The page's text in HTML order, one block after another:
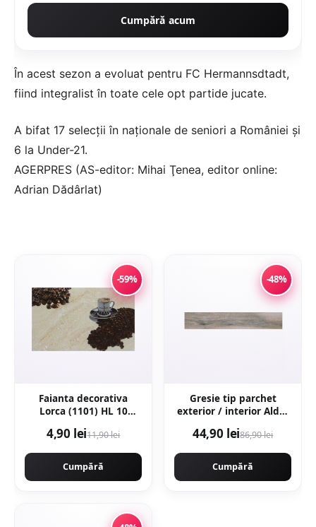
Cumpără acum
În acest sezon a evoluat pentru FC Hermannsdtadt,
fiind integralist în toate cele opt partide jucate.
A bifat 17 selecţii în naţionale de seniori a României şi
6 la Under-21.
AGERPRES (AS-editor: Mihai Ţenea, editor online:
Adrian Dădârlat)
-59%
Faianta decorativa
Lorca (1101) HL 10
4,90 lei11,90 lei
Cumpără
-48%
Gresie tip parchet
exterior / interior Alder
portelanata
44,90 lei86,90 lei
Cumpără